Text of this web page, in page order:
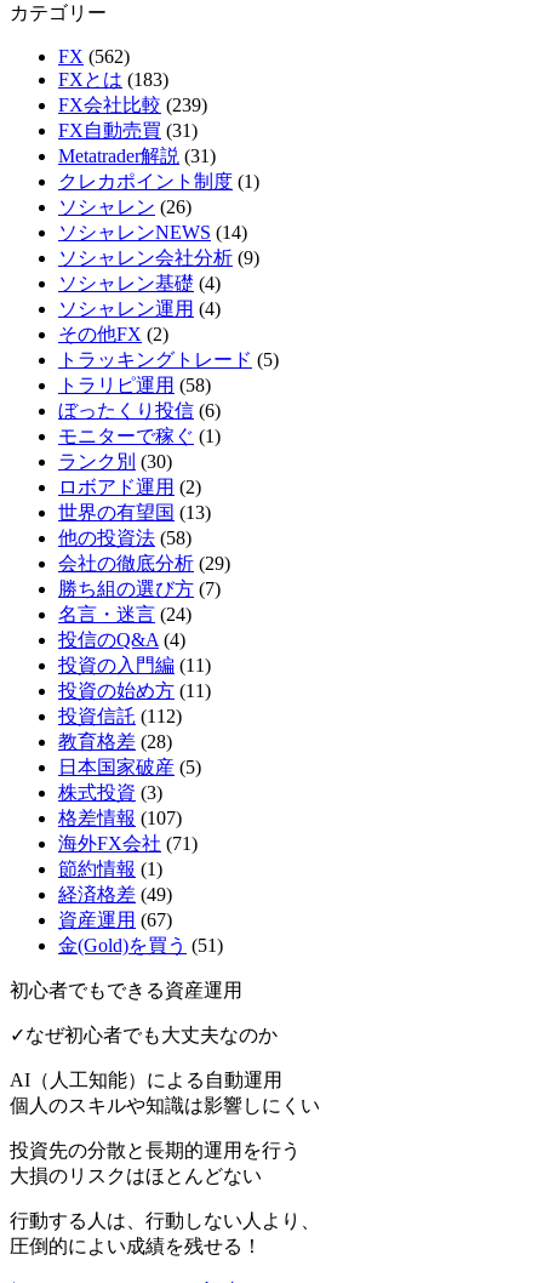
カテゴリー
FX (562)
FXとは (183)
FX会社比較 (239)
FX自動売買 (31)
Metatrader解説 (31)
クレカポイント制度 (1)
ソシャレン (26)
ソシャレンNEWS (14)
ソシャレン会社分析 (9)
ソシャレン基礎 (4)
ソシャレン運用 (4)
その他FX (2)
トラッキングトレード (5)
トラリピ運用 (58)
ぼったくり投信 (6)
モニターで稼ぐ (1)
ランク別 (30)
ロボアド運用 (2)
世界の有望国 (13)
他の投資法 (58)
会社の徹底分析 (29)
勝ち組の選び方 (7)
名言・迷言 (24)
投信のQ&A (4)
投資の入門編 (11)
投資の始め方 (11)
投資信託 (112)
教育格差 (28)
日本国家破産 (5)
株式投資 (3)
格差情報 (107)
海外FX会社 (71)
節約情報 (1)
経済格差 (49)
資産運用 (67)
金(Gold)を買う (51)
初心者でもできる資産運用
✓なぜ初心者でも大丈夫なのか
AI（人工知能）による 自動運用
個人のスキルや知識は影響しにくい
投資先の分散と長期的運用を行う
大損のリスクはほとんどない
行動する人は、行動しない人より、
圧倒的によい成績を残せる！